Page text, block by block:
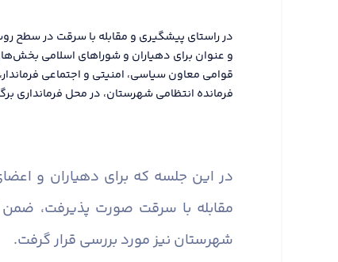
در راستای پیشگیری و مقابله با سرقت در سطح
و عنوان برای دهیاران و شوراهای اسلامی
قوامی معاون سیاسی، امنیتی و اجتماعی
فرمانده انتظامی شهرستان، در محل فرمانداری
در این جلسه که برای دهیاران و
مقابله با سرقت صورت پذیرفت،
شهرستان نیز مورد بررسی قرار گرفت.